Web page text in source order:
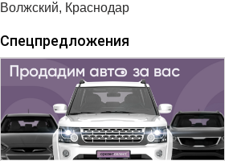
Волжский, Краснодар
Спецпредложения